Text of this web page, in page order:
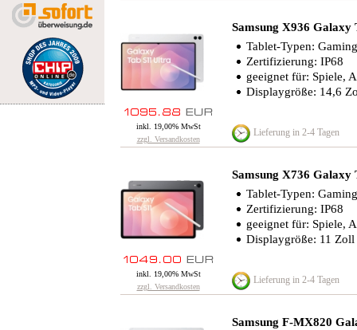
Samsung X936
Tablet-Typen:
Zertifizierung: IP68
geeignet für: Spiele,
Displaygröße: 14,6
inkl. 19,00% MwSt
zzgl. Versandkosten
Lieferung in 2-4 Tagen
Samsung X736 Galaxy
Tablet-Typen:
Zertifizierung: IP68
geeignet für: Spiele,
Displaygröße: 11 Zoll
inkl. 19,00% MwSt
zzgl. Versandkosten
Lieferung in 2-4 Tagen
Samsung F-MX820